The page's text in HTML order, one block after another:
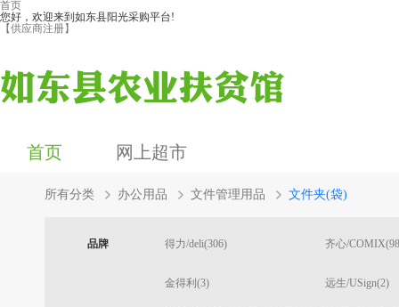
首页
您好，欢迎来到如东县阳光采购平台!
【供应商注册】
首页 网上超市
所有分类 办公用品 文件管理用品 文件夹(袋)
品牌 得力/deli(306) 齐心/
金得利(3) 远生/USign(2)